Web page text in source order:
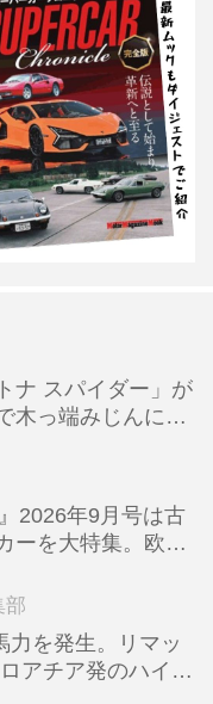
ナ スパイダー」が
木っ端みじんにな
2026年9月号は古
ーを大特集。欧州
部
力を発生。リマッ
アチア発のハイパ